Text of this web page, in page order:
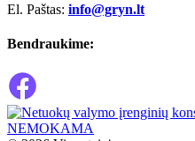
El. Paštas: info@gryn.lt
Bendraukime:
NEMOKAMA